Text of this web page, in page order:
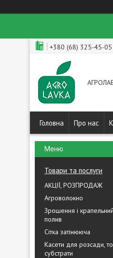
+380 (68) 325-45-05
Головна Про нас
Товари та послуги
АКЦІЇ, РОЗПРОДАЖ
Агроволокно
Зрошення і крапельний
полив
Сітка затінююча
Касети для розсади,
субстрати